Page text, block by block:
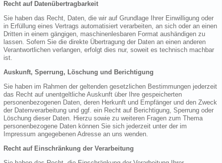
Recht auf Datenübertragbarkeit
Sie haben das Recht, Daten, die wir auf Grundlage Ihrer Einwilligung oder
in Erfüllung eines Vertrags automatisiert verarbeiten, an sich oder an einen
Dritten in einem gängigen, maschinenlesbaren Format aushändigen zu
lassen. Sofern Sie die direkte Übertragung der Daten an einen anderen
Verantwortlichen verlangen, erfolgt dies nur, soweit es technisch machbar
ist.
Auskunft, Sperrung, Löschung und Berichtigung
Sie haben im Rahmen der geltenden gesetzlichen Bestimmungen jederzeit
das Recht auf unentgeltliche Auskunft über Ihre gespeicherten
personenbezogenen Daten, deren Herkunft und Empfänger und den Zweck
der Datenverarbeitung und ggf. ein Recht auf Berichtigung, Sperrung oder
Löschung dieser Daten. Hierzu sowie zu weiteren Fragen zum Thema
personenbezogene Daten können Sie sich jederzeit unter der im
Impressum angegebenen Adresse an uns wenden.
Recht auf Einschränkung der Verarbeitung